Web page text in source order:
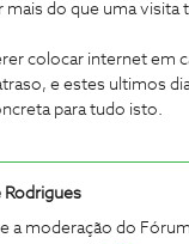
do que uma visita
colocar internet em
e estes ultimos
para tudo isto.
a moderação do